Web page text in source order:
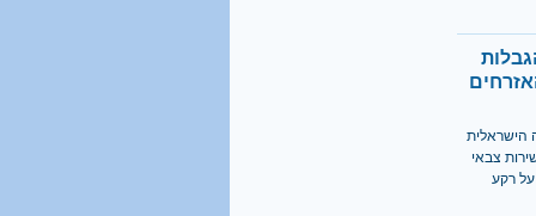
הישראלית
צבאי
על רקע